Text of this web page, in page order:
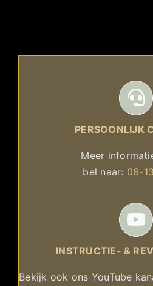
PERSOONLIJK
Meer
bel naar: 06-
INSTRUCTIE- &
Bekijk ook ons YouTube